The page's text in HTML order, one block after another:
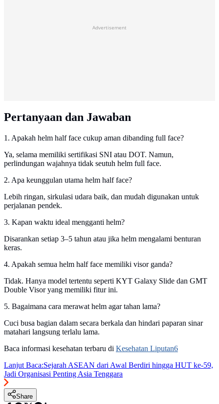
Advertisement
Pertanyaan dan Jawaban
1. Apakah helm half face cukup aman dibanding full face?
Ya, selama memiliki sertifikasi SNI atau DOT. Namun,
perlindungan wajahnya tidak seutuh helm full face.
2. Apa keunggulan utama helm half face?
Lebih ringan, sirkulasi udara baik, dan mudah digunakan untuk
perjalanan pendek.
3. Kapan waktu ideal mengganti helm?
Disarankan setiap 3–5 tahun atau jika helm mengalami benturan
keras.
4. Apakah semua helm half face memiliki visor ganda?
Tidak. Hanya model tertentu seperti KYT Galaxy Slide dan GMT
Double Visor yang memiliki fitur ini.
5. Bagaimana cara merawat helm agar tahan lama?
Cuci busa bagian dalam secara berkala dan hindari paparan sinar
matahari langsung terlalu lama.
Baca informasi kesehatan terbaru di Kesehatan Liputan6
Lanjut Baca:Sejarah ASEAN dari Awal Berdiri hingga HUT ke-59,
Jadi Organisasi Penting Asia Tenggara
Share